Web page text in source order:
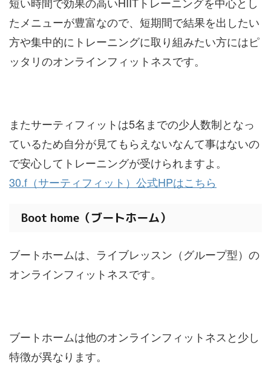
たメニューが豊富なので、短期間で結果を出したい
方や集中的にトレーニングに取り組みたい方にはピ
ッタリのオンラインフィットネスです。
またサーティフィットは5名までの少人数制となっ
ているため自分が見てもらえないなんて事はないの
で安心してトレーニングが受けられますよ。
30.f（サーティフィット）公式HPはこちら
Boot home（ブートホーム）
ブートホームは、ライブレッスン（グループ型）の
オンラインフィットネスです。
ブートホームは他のオンラインフィットネスと少し
特徴が異なります。